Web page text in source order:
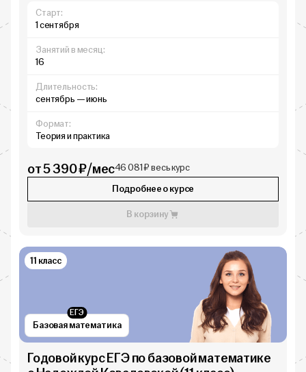
Старт:
1 сентября
Занятий в месяц:
16
Длительность:
сентябрь — июнь
Формат:
Теория и практика
от 5 390 ₽/мес46 081 ₽ весь курс
Подробнее о курсе
В корзину
Базовая математика
ЕГЭ
11 класс
Годовой курс ЕГЭ по базовой математике